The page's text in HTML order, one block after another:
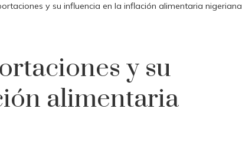
y su influencia en la inflación alimentaria nigeriana
y su
alimentaria